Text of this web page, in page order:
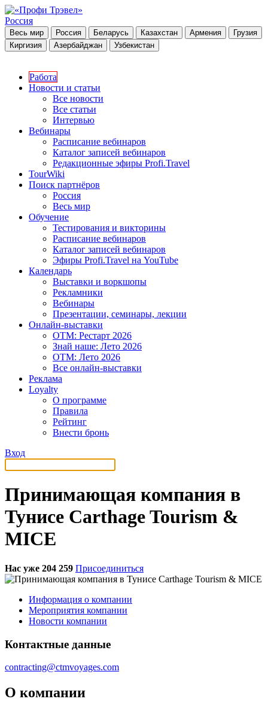
Россия
Весь мир Россия Беларусь Казахстан Армения
Грузия
Киргизия
Азербайджан Узбекистан
Работа
Новости и статьи
Все новости
Все статьи
Интервью
Вебинары
Расписание вебинаров
Каталог записей вебинаров
Редакционные эфиры Profi.Travel
TourWiki
Поиск партнёров
Россия
Весь мир
Обучение
Тестирования и викторины
Расписание вебинаров
Каталог записей вебинаров
Эфиры Profi.Travel на YouTube
Календарь
Выставки и воркшопы
Рекламники
Вебинары
Презентации, семинары, лекции
Онлайн-выставки
OTM: Рестарт 2026
Знай наше: Лето 2026
OTM: Лето 2026
Все онлайн-выставки
Реклама
Loyalty
О программе
Правила
Рейтинг
Внести бронь
Вход
Принимающая компания в
Тунисе Carthage Tourism &
MICE
Нас уже 204 259 Присоединиться
Информация о компании
Мероприятия компании
Новости компании
Контактные данные
contracting@ctmvoyages.com
О компании